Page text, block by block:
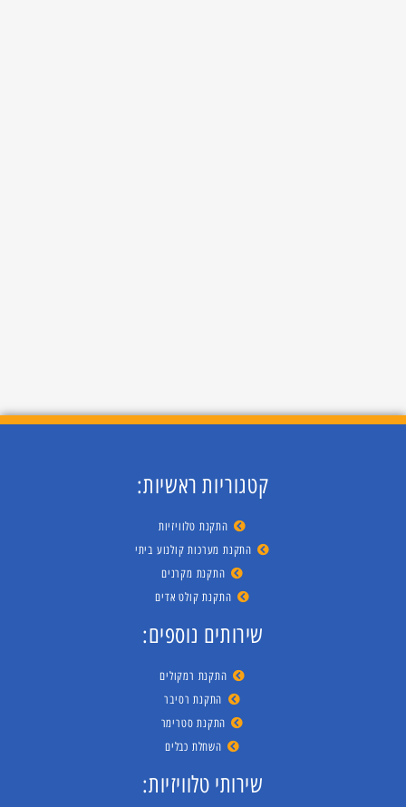
קטגוריות ראשיות:
התקנת טלוויזיות
התקנת מערכות קולנוע ביתי
התקנת מקרנים
התקנת קולט אדים
שירותים נוספים:
התקנת רמקולים
התקנת רסיבר
התקנת סטרימר
השחלת כבלים
שירותי טלוויזיות: